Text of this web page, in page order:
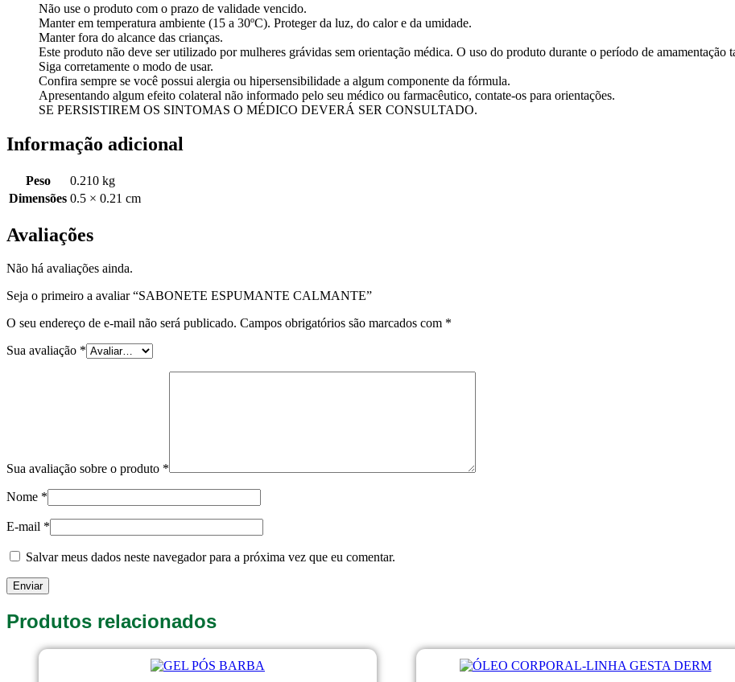
Não use o produto com o prazo de validade vencido.
Manter em temperatura ambiente (15 a 30ºC). Proteger da luz, do calor e da umidade.
Manter fora do alcance das crianças.
Este produto não deve ser utilizado por mulheres grávidas sem orientação médica. O uso do produto durante o período de amamentação
Siga corretamente o modo de usar.
Confira sempre se você possui alergia ou hipersensibilidade a algum componente da fórmula.
Apresentando algum efeito colateral não informado pelo seu médico ou farmacêutico, contate-os para orientações.
SE PERSISTIREM OS SINTOMAS O MÉDICO DEVERÁ SER CONSULTADO.
Informação adicional
Peso
0.210 kg
Dimensões 0.5 × 0.21 cm
Avaliações
Não há avaliações ainda.
Seja o primeiro a avaliar “SABONETE ESPUMANTE CALMANTE”
O seu endereço de e-mail não será publicado. Campos obrigatórios são marcados com *
Sua avaliação *
Sua avaliação sobre o produto *
Nome *
E-mail *
Salvar meus dados neste navegador para a próxima vez que eu comentar.
Produtos relacionados